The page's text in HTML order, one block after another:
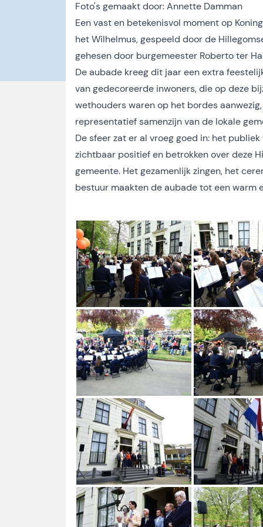
Foto's gemaakt door:Annette Damman
Een vast en betekenisvol moment op
het Wilhelmus, gespeeld door de
gehesen door burgemeester Roberto ter
De aubade kreeg dit jaar een extra
van gedecoreerde inwoners, die op deze
wethouders waren op het bordes
representatief samenzijn van de lokale
De sfeer zat er al vroeg goed in: het
zichtbaar positief en betrokken over deze
gemeente. Het gezamenlijk zingen, het
bestuur maakten de aubade tot een warm